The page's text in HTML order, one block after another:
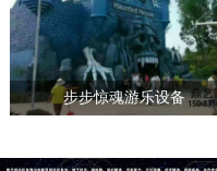
步步惊魂游乐设备